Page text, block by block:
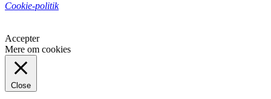
Cookie-politik
Accepter
Mere om cookies
Close